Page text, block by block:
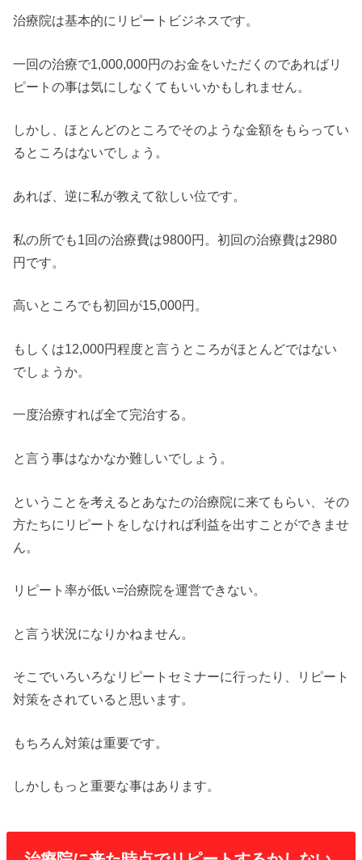
治療院は基本的にリピートビジネスです。
一回の治療で1,000,000円のお金をいただくのであればリ
ピートの事は気にしなくてもいいかもしれません。
しかし、ほとんどのところでそのような金額をもらってい
るところはないでしょう。
あれば、逆に私が教えて欲しい位です。
私の所でも1回の治療費は9800円。初回の治療費は2980
円です。
高いところでも初回が15,000円。
もしくは12,000円程度と言うところがほとんどではない
でしょうか。
一度治療すれば全て完治する。
と言う事はなかなか難しいでしょう。
ということを考えるとあなたの治療院に来てもらい、その
方たちにリピートをしなければ利益を出すことができませ
ん。
リピート率が低い=治療院を運営できない。
と言う状況になりかねません。
そこでいろいろなリピートセミナーに行ったり、リピート
対策をされていると思います。
もちろん対策は重要です。
しかしもっと重要な事はあります。